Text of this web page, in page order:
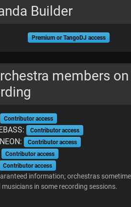
Builder
Premium or TangoDJ access
members
Contributor access
Contributor access
Contributor access
Contributor access
Contributor access
information; orchestras
musicians in some recording sessions.